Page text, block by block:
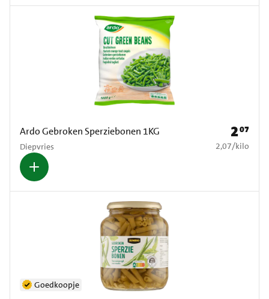
Ardo Gebroken Sperziebonen 1KG
Diepvries
Prijs: €
207
€ 2,07 per kilo
2,07/kilo
Goedkoopje